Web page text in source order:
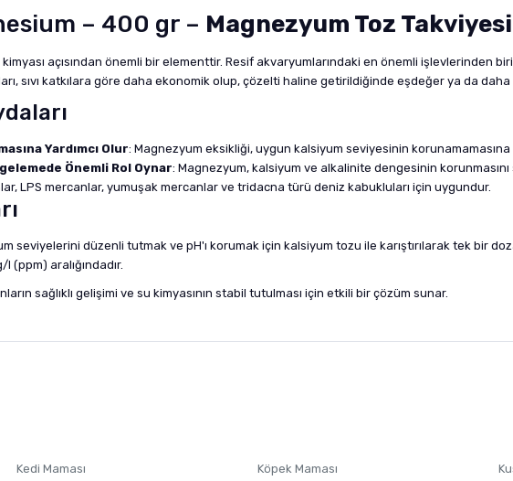
– 400 gr – Magnezyum Toz Takviyesi
açısından önemli bir elementtir. Resif akvaryumlarındaki en önemli işlevlerinden
sıvı katkılara göre daha ekonomik olup, çözelti haline getirildiğinde eşdeğer ya da
Yardımcı Olur: Magnezyum eksikliği, uygun kalsiyum seviyesinin
Önemli Rol Oynar: Magnezyum, kalsiyum ve alkalinite dengesinin korunmasını
LPS mercanlar, yumuşak mercanlar ve tridacna türü deniz kabukluları için uygundur.
seviyelerini düzenli tutmak ve pH'ı korumak için kalsiyum tozu ile karıştırılarak tek bir
(ppm) aralığındadır.
sağlıklı gelişimi ve su kimyasının stabil tutulması için etkili bir çözüm sunar.
Ürünü Satın Al ve Yorumla
bulunuyor.
Kedi Maması
Köpek Maması